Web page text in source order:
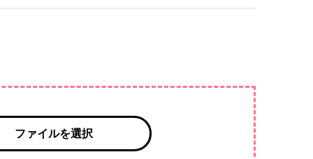
ファイルを選択